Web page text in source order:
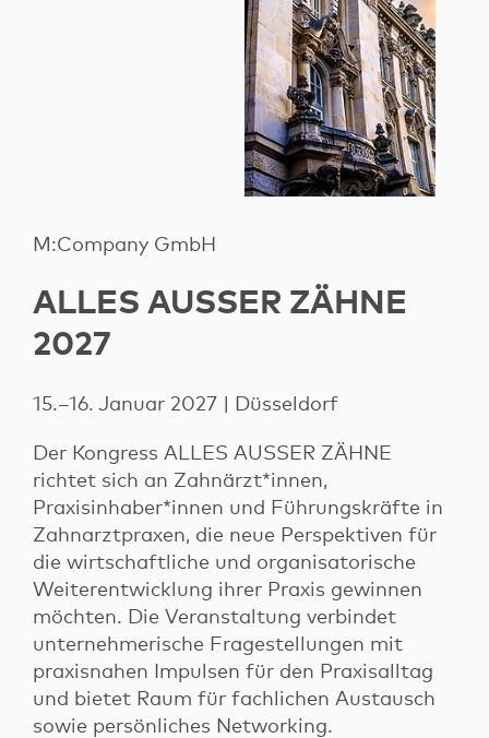
M:Company GmbH
ALLES AUSSER ZÄHNE
2027
15.–16. Januar 2027 | Düsseldorf
Der Kongress ALLES AUSSER ZÄHNE
richtet sich an Zahnärzt*innen,
Praxisinhaber*innen und Führungskräfte in
Zahnarztpraxen, die neue Perspektiven für
die wirtschaftliche und organisatorische
Weiterentwicklung ihrer Praxis gewinnen
möchten. Die Veranstaltung verbindet
unternehmerische Fragestellungen mit
praxisnahen Impulsen für den Praxisalltag
und bietet Raum für fachlichen Austausch
sowie persönliches Networking.